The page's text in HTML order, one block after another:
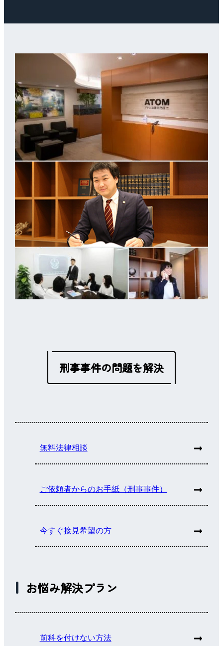
刑事事件の問題を解決
無料法律相談
ご依頼者からのお手紙（刑事事件）
今すぐ接見希望の方
お悩み解決プラン
前科を付けない方法